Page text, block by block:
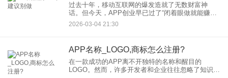
过去十年，移动互联网的爆发造就了无数财富神
话。但今天，APP创业早已过了“闭着眼做就能赚
钱”的蛮荒时代。一个残酷的现实是：超过80%的
APP在上线后三个月内就沦为“僵尸应用”，而其中绝
2026-03-04 21:30
APP名称_LOGO,商标怎么注册?
在一款成功的APP离不开独特的名称和醒目的
LOGO。然而，许多开发者和企业往往忽略了知识产